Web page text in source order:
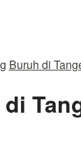
Buruh di